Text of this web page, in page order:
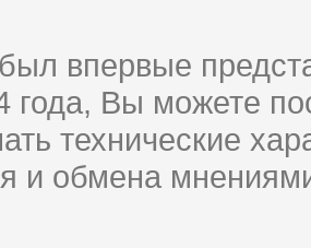
впервые
года, Вы можете
технические
и обмена